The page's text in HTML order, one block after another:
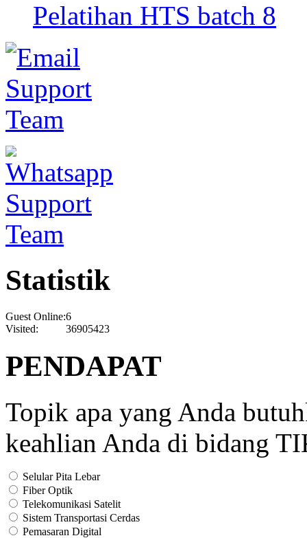
Pelatihan HTS batch 8
Statistik
Guest Online:6
Visited:
36905423
PENDAPAT
Topik apa yang Anda
keahlian Anda di bidang
Selular Pita Lebar
Fiber Optik
Telekomunikasi Satelit
Sistem Transportasi Cerdas
Pemasaran Digital